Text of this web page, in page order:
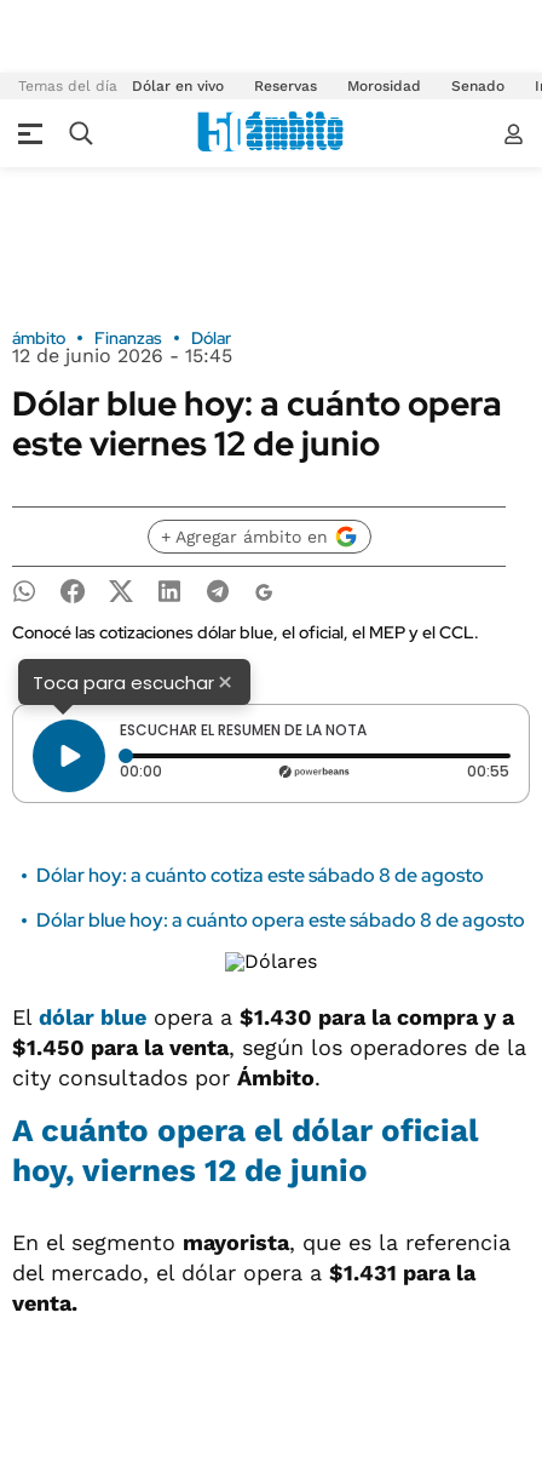
Temas del día Dólar en vivo Reservas Morosidad Senado
ámbito Finanzas Dólar
12 de junio 2026 - 15:45
Dólar blue hoy: a cuánto opera
este viernes 12 de junio
+ Agregar ámbito en
Conocé las cotizaciones dólar blue, el oficial, el MEP y el CCL.
Toca para escuchar×
ESCUCHAR EL RESUMEN DE LA NOTA
00:00 Tiempo transcurrido: 0 segundos 00:55
Dólar hoy: a cuánto cotiza este sábado 8 de agosto
Dólar blue hoy: a cuánto opera este sábado 8 de agosto
El dólar blue opera a $1.430 para la compra y a
$1.450 para la venta, según los operadores de la
city consultados por Ámbito.
A cuánto opera el dólar oficial
hoy, viernes 12 de junio
En el segmento mayorista, que es la referencia
del mercado, el dólar opera a $1.431 para la
venta.